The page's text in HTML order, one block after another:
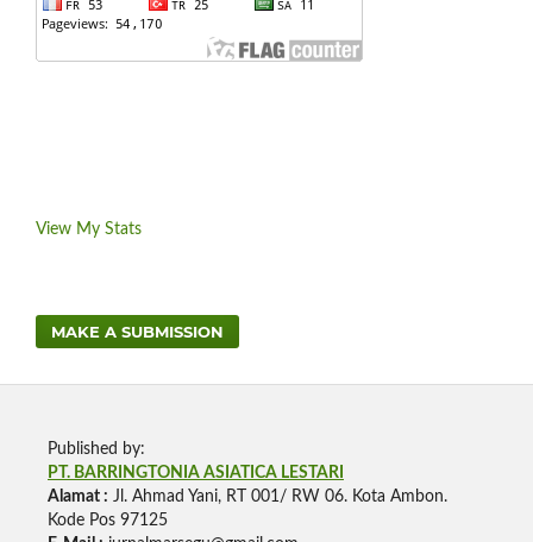
View My Stats
MAKE A SUBMISSION
Published by:
PT. BARRINGTONIA ASIATICA LESTARI
Alamat : Jl. Ahmad Yani, RT 001/ RW 06. Kota Ambon.
Kode Pos 97125